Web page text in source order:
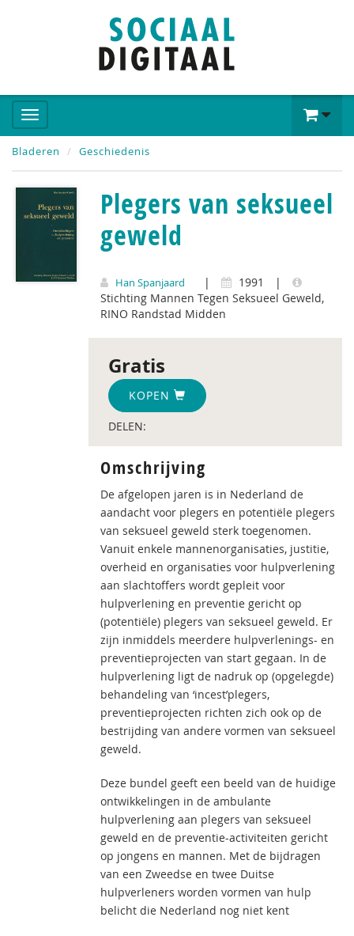
Bladeren Geschiedenis
Plegers van seksueel
geweld
Han Spanjaard | 1991
|
Stichting Mannen Tegen Seksueel Geweld,
RINO Randstad Midden
Gratis
KOPEN
DELEN:
Omschrijving
De afgelopen jaren is in Nederland de
aandacht voor plegers en potentiële plegers
van seksueel geweld sterk toegenomen.
Vanuit enkele mannenorganisaties, justitie,
overheid en organisaties voor hulpverlening
aan slachtoffers wordt gepleit voor
hulpverlening en preventie gericht op
(potentiële) plegers van seksueel geweld. Er
zijn inmiddels meerdere hulpverlenings- en
preventieprojecten van start gegaan. In de
hulpverlening ligt de nadruk op (opgelegde)
behandeling van ‘incest’plegers,
preventieprojecten richten zich ook op de
bestrijding van andere vormen van seksueel
geweld.
Deze bundel geeft een beeld van de huidige
ontwikkelingen in de ambulante
hulpverlening aan plegers van seksueel
geweld en de preventie-activiteiten gericht
op jongens en mannen. Met de bijdragen
van een Zweedse en twee Duitse
hulpverleners worden vormen van hulp
belicht die Nederland nog niet kent